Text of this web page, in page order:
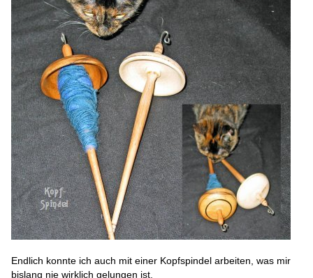
Endlich konnte ich auch mit einer Kopfspindel arbeiten, was mir
bislang nie wirklich gelungen ist.